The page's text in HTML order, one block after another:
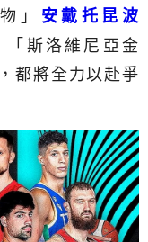
」 安戴托昆波
「斯洛維尼亞金
都將全力以赴爭